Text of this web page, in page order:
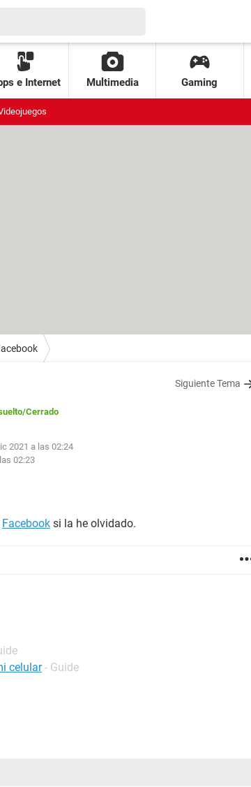
e Internet Multimedia Gaming
Siguiente Tema
/Cerrado
2021 a las 02:24
02:23
Facebook si la he olvidado.
celular - Guide